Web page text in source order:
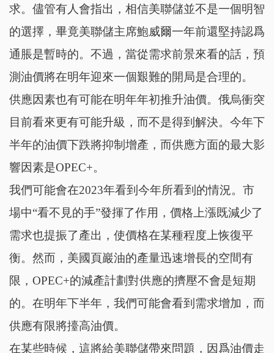
求。儘管有人會指出，相信美聯儲並不是一個明智
的選擇，畢竟美聯儲主席鮑威爾一年前還堅持認爲
通脹是暫時的。不過，當從需求前景來看的話，預
測油價將在明年迎來一個艱難的開局是合理的。
供應因素也有可能在明年年初推升油價。俄烏衝突
目前看來更有可能升級，而不是得到解決。今年下
半年的油價下跌將抑制增產，而供應方面的最大影
響因素是OPEC+。
我們可能會在2023年看到今年所看到的情況。市
場中“看不見的手”發揮了作用，價格上漲既減少了
需求也提振了產出，使價格在某種程度上恢復平
衡。然而，美國頁巖油的產量迅速增長的空間有
限，OPEC+的減產計劃對供應的擠壓不會是短期
的。在明年下半年，我們可能會看到需求增加，而
供應有限將擡高油價。
在某些時候，這將給美聯儲帶來問題，因爲油價走